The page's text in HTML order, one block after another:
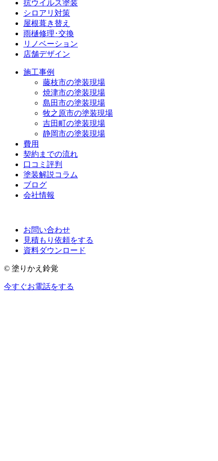
抗ウイルス塗装
シロアリ対策
屋根葺き替え
雨樋修理･交換
リノベーション
店舗デザイン
施工事例
藤枝市の塗装現場
焼津市の塗装現場
島田市の塗装現場
牧之原市の塗装現場
吉田町の塗装現場
静岡市の塗装現場
費用
契約までの流れ
口コミ評判
塗装解説コラム
ブログ
会社情報
お問い合わせ
見積もり依頼をする
資料ダウンロード
© 塗りかえ鈴覚
今すぐお電話をする